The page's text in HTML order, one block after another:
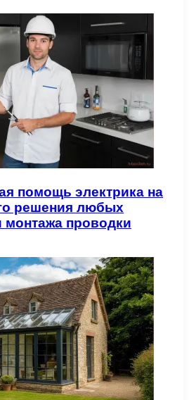
помощь электрика на
решения любых
монтажа проводки